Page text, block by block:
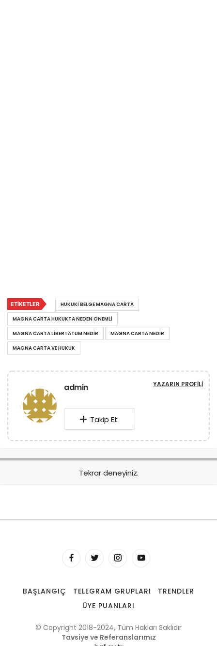
ETIKETLER
HUKUKI BELGE MAGNA CARTA
MAGNA CARTA HUKUKTA NEDEN ÖNEMLI
MAGNA CARTA LIBERTATUM NEDIR
MAGNA CARTA NEDIR
MAGNA CARTA VE HUKUK
admin YAZARIN PROFILI
Takip Et
Tekrar deneyiniz.
BAŞLANGIÇ TELEGRAM GRUPLARI
TRENDLER
ÜYE PUANLARI
© Copyright 2018-2024, Tüm Hakları Saklıdır
Tavsiye ve Referanslarımız